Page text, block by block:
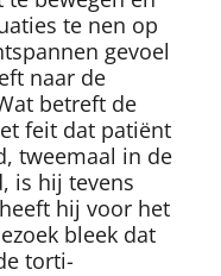
te nen op
gevoel
naar de
betreft de
feit dat patiënt
tweemaal in de
is hij tevens
hij voor het
bleek dat
torti-